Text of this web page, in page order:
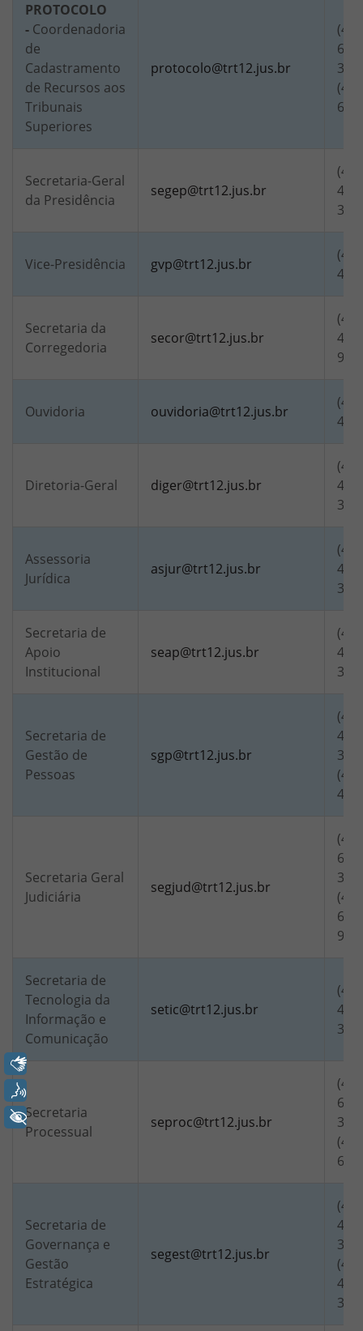
PROTOCOLO
- Coordenadoria
de
Cadastramento
de Recursos aos
Tribunais
Superiores
protocolo@trt12.jus.br
Secretaria-Geral
da Presidência
segep@trt12.jus.br
Vice-Presidência gvp@trt12.jus.br
Secretaria da
Corregedoria
secor@trt12.jus.br
Ouvidoria ouvidoria@trt12.jus.br
Diretoria-Geral diger@trt12.jus.br
Assessoria
Jurídica
asjur@trt12.jus.br
Secretaria de
Apoio
Institucional
seap@trt12.jus.br
Secretaria de
Gestão de
Pessoas
sgp@trt12.jus.br
Secretaria Geral
Judiciária
segjud@trt12.jus.br
Secretaria de
Tecnologia da
Informação e
Comunicação
setic@trt12.jus.br
Secretaria
Processual
seproc@trt12.jus.br
Secretaria de
Governança e
Gestão
Estratégica
segest@trt12.jus.br
+ Acessibilidade